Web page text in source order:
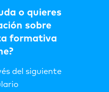
o quieres
sobre
formativa
del siguiente